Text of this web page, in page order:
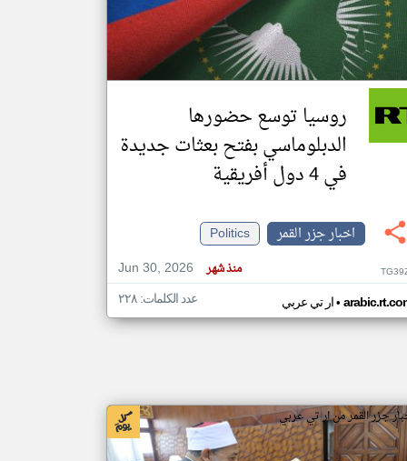
تغيير الدولة
اخبار جزر القمر على مدار الساعة
أهم اخبار جزر القمر العاجلة والمباشرة
روسيا توسع حضورها
الدبلوماسي بفتح بعثات جديدة
في 4 دول أفريقية
اخبار جزر القمر
Politics
Jun 30, 2026
منذ شهر
ار تي عربي• عدد الكلمات: ٢٢٨
جزر القمر من ار تي عربي
klyoum.com